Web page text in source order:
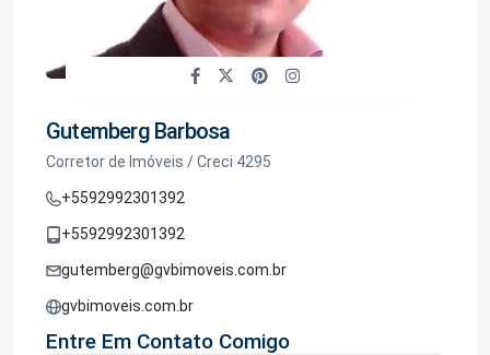
Gutemberg Barbosa
Corretor de Imóveis / Creci 4295
+5592992301392
+5592992301392
gutemberg@gvbimoveis.com.br
gvbimoveis.com.br
Entre Em Contato Comigo